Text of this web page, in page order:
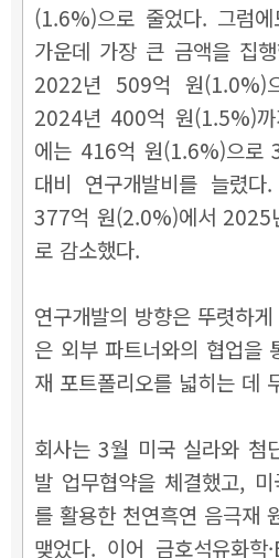
(1.6%)으로 줄었다. 그럼
가운데 가장 큰 금액을 집
2022년 509억 원(1.0%)
2024년 400억 원(1.5%)
에는 416억 원(1.6%)으로
대비 연구개발비를 늘렸
377억 원(2.0%)에서
로 감소했다.
연구개발의 방향은 뚜렷하
은 외부 파트너와의 협업을
재 포트폴리오를 넓히는 데
회사는 3월 미국 실라와 첨
발 업무협약을 체결했고,
를 활용한 천연흑연 음극재
맺었다. 이어 금호석유화학